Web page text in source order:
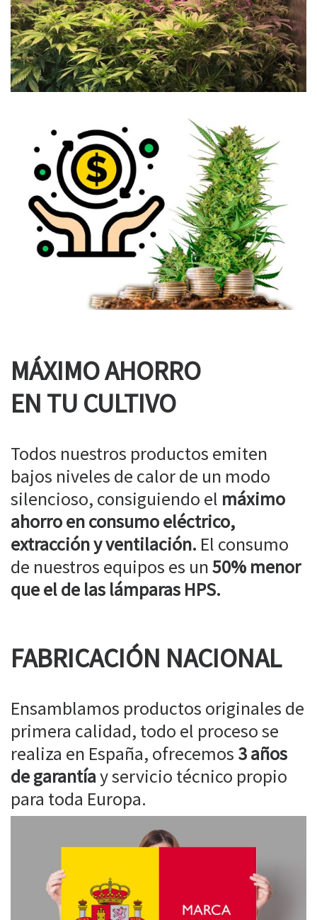
MÁXIMO AHORRO
EN TU CULTIVO
Todos nuestros productos emiten
bajos niveles de calor de un modo
silencioso, consiguiendo el máximo
ahorro en consumo eléctrico,
extracción y ventilación. El consumo
de nuestros equipos es un50% menor
que el de las lámparas HPS.
FABRICACIÓN NACIONAL
Ensamblamos productos originales de
primera calidad, todo el proceso se
realiza en España, ofrecemos 3 años
de garantíay servicio técnico propio
para toda Europa.